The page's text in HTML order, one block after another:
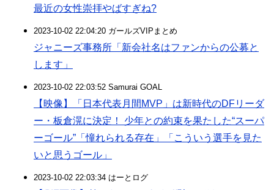
最近の女性崇拝やばすぎね?
2023-10-02 22:04:20 ガールズVIPまとめ
ジャニーズ事務所「新会社名はファンからの公募と
します」
2023-10-02 22:03:52 Samurai GOAL
【映像】「日本代表月間MVP」は新時代のDFリーダ
ー・板倉滉に決定！ 少年との約束を果たした“スーパ
ーゴール”「憧れられる存在」「こういう選手を見た
いと思うゴール」
2023-10-02 22:03:34 はーとログ